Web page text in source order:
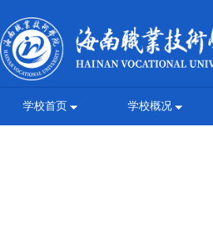
学校首页 学校概况